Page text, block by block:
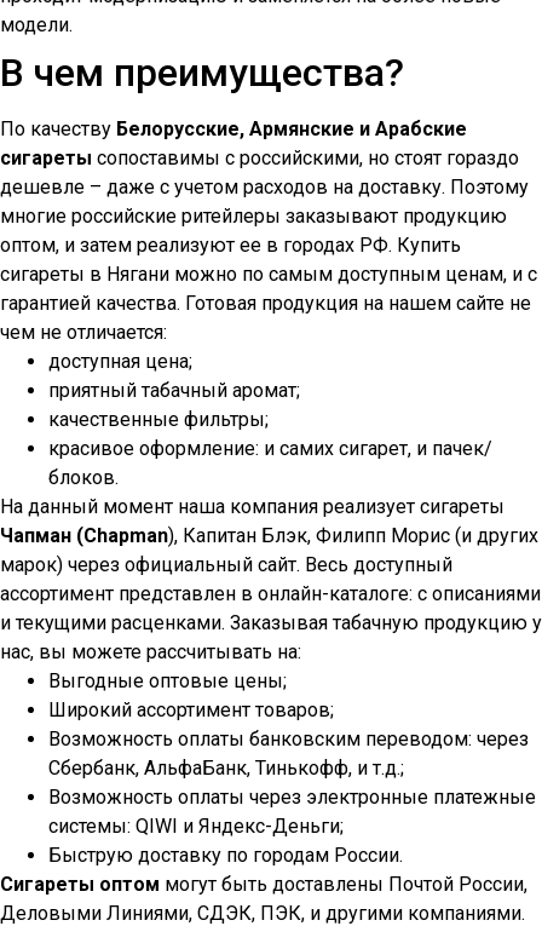
модели.
В чем преимущества?
По качеству Белорусские, Армянские и Арабские
сигареты сопоставимы с российскими, но стоят гораздо
дешевле – даже с учетом расходов на доставку. Поэтому
многие российские ритейлеры заказывают продукцию
оптом, и затем реализуют ее в городах РФ. Купить
сигареты в Нягани можно по самым доступным ценам, и с
гарантией качества. Готовая продукция на нашем сайте не
чем не отличается:
доступная цена;
приятный табачный аромат;
качественные фильтры;
красивое оформление: и самих сигарет, и пачек/
блоков.
На данный момент наша компания реализует сигареты
Чапман (Chapman), Капитан Блэк, Филипп Морис (и других
марок) через официальный сайт. Весь доступный
ассортимент представлен в онлайн-каталоге: с описаниями
и текущими расценками. Заказывая табачную продукцию у
нас, вы можете рассчитывать на:
Выгодные оптовые цены;
Широкий ассортимент товаров;
Возможность оплаты банковским переводом: через
Сбербанк, АльфаБанк, Тинькофф, и т.д.;
Возможность оплаты через электронные платежные
системы: QIWI и Яндекс-Деньги;
Быструю доставку по городам России.
Сигареты оптом могут быть доставлены Почтой России,
Деловыми Линиями, СДЭК, ПЭК, и другими компаниями.